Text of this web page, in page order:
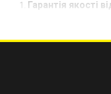
Гарантія якості
Різноманіття для
вам швидко